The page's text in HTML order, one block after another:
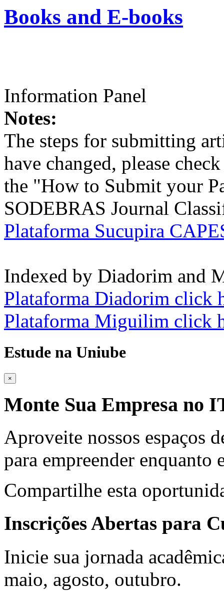
Books and E-books
Information Panel
Notes:
The steps for submitting
have changed, please
the "How to Submit your
SODEBRAS Journal
Plataforma Sucupira
Indexed by Diadorim and
Plataforma Diadorim click
Plataforma Miguilim click
Estude na Uniube
×
Monte Sua Empresa no
Aproveite nossos espaços
para empreender enquanto
Compartilhe esta
Inscrições Abertas para
Inicie sua jornada
maio, agosto, outubro.